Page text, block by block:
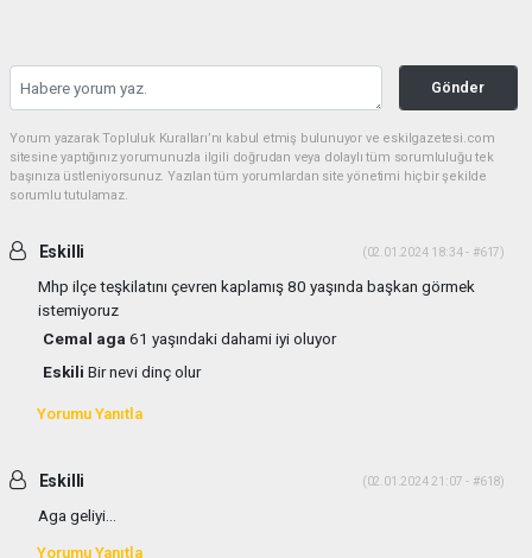
Gönder
Yorum yazarak Topluluk Kuralları’nı kabul etmiş bulunuyor ve eskilgazetesi.com
sitesine yaptığınız yorumunuzla ilgili doğrudan veya dolaylı tüm sorumluluğu tek
başınıza üstleniyorsunuz. Yazılan tüm yorumlardan site yönetimi hiçbir şekilde
sorumlu tutulamaz.
Eskilli (02.01.2024 18:34 - #617)
Mhp ilçe teşkilatını çevren kaplamış 80 yaşında başkan görmek
istemiyoruz
Cemal aga 61 yaşındaki dahami iyi oluyor
Eskili Bir nevi dinç olur
Yorumu Yanıtla
Eskilli (02.01.2024 21:07 - #618)
Aga geliyi...
Yorumu Yanıtla